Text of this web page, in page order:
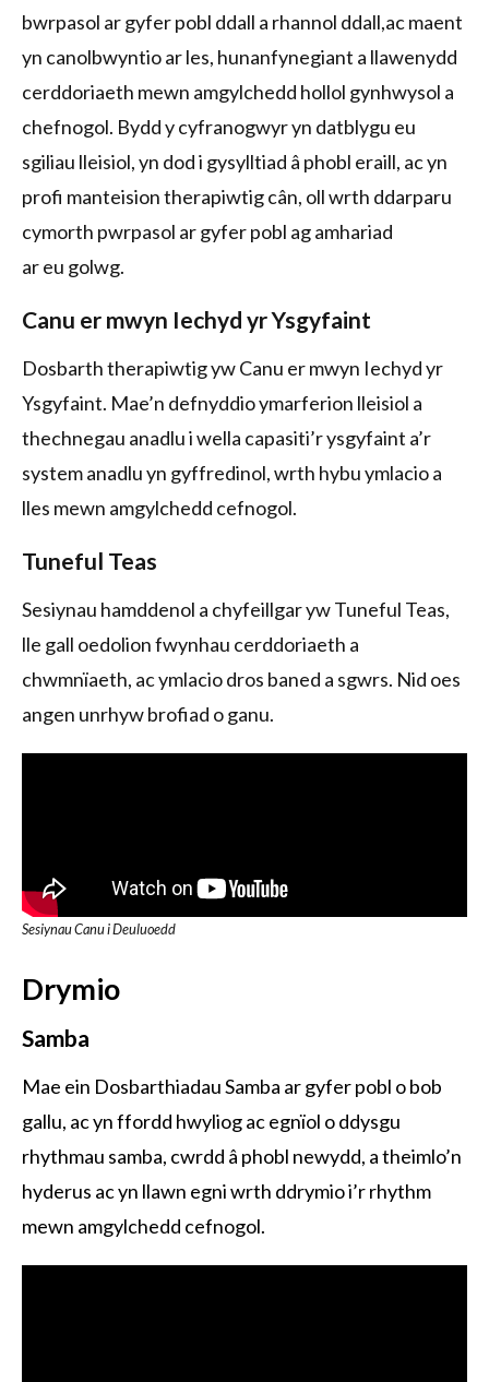
bwrpasol ar gyfer pobl ddall a rhannol ddall,ac maent
yn canolbwyntio ar les, hunanfynegiant a llawenydd
cerddoriaeth mewn amgylchedd hollol gynhwysol a
chefnogol. Bydd y cyfranogwyr yn datblygu eu
sgiliau lleisiol, yn dod i gysylltiad â phobl eraill, ac yn
profi manteision therapiwtig cân, oll wrth ddarparu
cymorth pwrpasol ar gyfer pobl ag amhariad
ar eu golwg.
Canu er mwyn Iechyd yr Ysgyfaint
Dosbarth therapiwtig yw Canu er mwyn Iechyd yr
Ysgyfaint. Mae’n defnyddio ymarferion lleisiol a
thechnegau anadlu i wella capasiti’r ysgyfaint a’r
system anadlu yn gyffredinol, wrth hybu ymlacio a
lles mewn amgylchedd cefnogol.
Tuneful Teas
Sesiynau hamddenol a chyfeillgar yw Tuneful Teas,
lle gall oedolion fwynhau cerddoriaeth a
chwmnïaeth, ac ymlacio dros baned a sgwrs. Nid oes
angen unrhyw brofiad o ganu.
Sesiynau Canu i Deuluoedd
Drymio
Samba
Mae ein Dosbarthiadau Samba ar gyfer pobl o bob
gallu, ac yn ffordd hwyliog ac egnïol o ddysgu
rhythmau samba, cwrdd â phobl newydd, a theimlo’n
hyderus ac yn llawn egni wrth ddrymio i’r rhythm
mewn amgylchedd cefnogol.